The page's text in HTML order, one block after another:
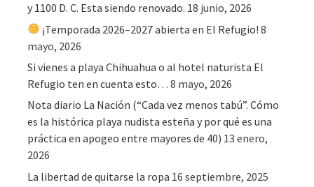
y 1100 D. C. Esta siendo renovado. 18 junio, 2026
¡Temporada 2026–2027 abierta en El Refugio! 8
mayo, 2026
Si vienes a playa Chihuahua o al hotel naturista El
Refugio ten en cuenta esto… 8 mayo, 2026
Nota diario La Nación (“Cada vez menos tabú”. Cómo
es la histórica playa nudista esteña y por qué es una
práctica en apogeo entre mayores de 40) 13 enero,
2026
La libertad de quitarse la ropa 16 septiembre, 2025